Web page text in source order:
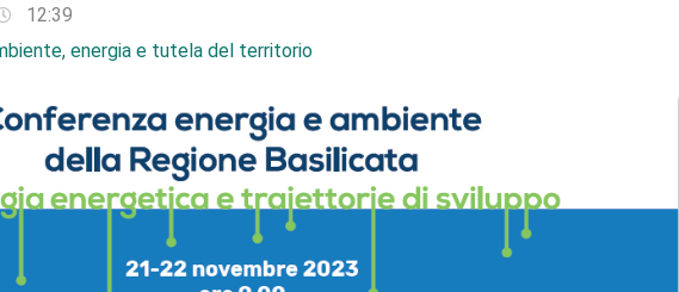
12:39
energia e tutela del territorio